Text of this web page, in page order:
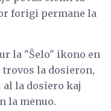
forigi permane la
la "Ŝelo" ikono en
la dosieron,
la dosiero kaj
la menuo.